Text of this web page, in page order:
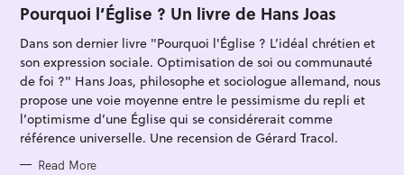
T
E
O
I
E
S
Pourquoi l’Église ? Un livre de Hans Joas
Dans son dernier livre "Pourquoi l'Église ? L’idéal chrétien et
son expression sociale. Optimisation de soi ou communauté
de foi ?" Hans Joas, philosophe et sociologue allemand, nous
propose une voie moyenne entre le pessimisme du repli et
l’optimisme d’une Église qui se considérerait comme
référence universelle. Une recension de Gérard Tracol.
Read More